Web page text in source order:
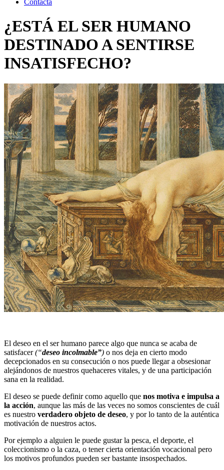
Contacta
¿ESTÁ EL SER HUMANO
DESTINADO A SENTIRSE
INSATISFECHO?
El deseo en el ser humano parece algo que nunca se acaba de
satisfacer(“deseo incolmable”) o nos deja en cierto modo
decepcionados en su consecución o nos puede llegar a obsesionar
alejándonos de nuestros quehaceres vitales, y de una participación
sana en la realidad.
El deseo se puede definir como aquello que nos motiva e impulsa a
la acción, aunque las más de las veces no somos conscientes de cuál
es nuestro verdadero objeto de deseo, y por lo tanto de la auténtica
motivación de nuestros actos.
Por ejemplo a alguien le puede gustar la pesca, el deporte, el
coleccionismo o la caza, o tener cierta orientación vocacional pero
los motivos profundos pueden ser bastante insospechados.